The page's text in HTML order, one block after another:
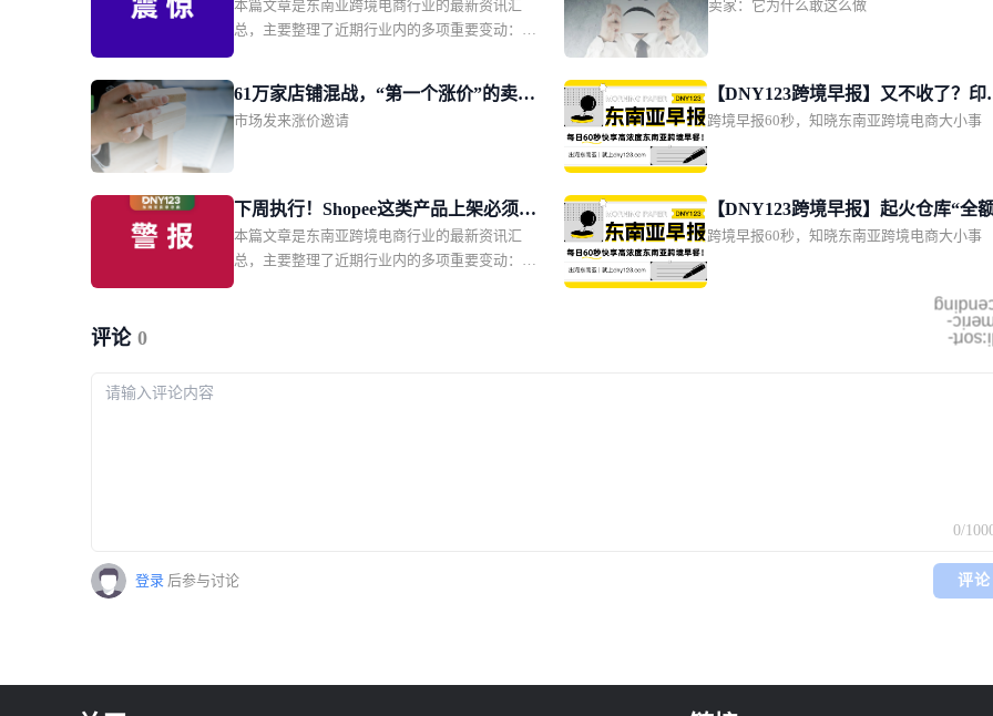
大平台被点名全面下架这款产品；
Shopee新增两大硬核权益
本篇文章是东南亚跨境电商行业的最新资讯汇
总，主要整理了近期行业内的多项重要变动：包
税；Shopee 越南站点升级商城、优选及优选 + 店
铺权益；越南监管部门要求 Shopee、Lazada 两
获两批申报不实的走私烟花爆竹等区域监管动态
卖家：它为什么敢这么做
61万家店铺混战，“第一个涨价”的卖家
瓜分万亿蛋糕
市场发来涨价邀请
【DNY123跨境早报】又不收了？印
再次推迟电商代扣税；泰国电商规模
跨境早报60秒，知晓东南亚跨境电商大小事
下周执行！Shopee这类产品上架必须双
证；Lazada突增禁运品类；越南强制卖
家主播实名认证
本篇文章是东南亚跨境电商行业的最新资讯汇
总，主要整理了近期行业内的多项重要变动：包
【DNY123跨境早报】起火仓库“全
保”！物流企业硬气回应；马尼拉拦截
跨境早报60秒，知晓东南亚跨境电商大小事
评论 0
0/
登录 后参与讨论 评论